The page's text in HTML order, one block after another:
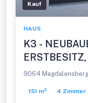
Kauf
HAUS
K3 -
Ausstattung,
9064
151 m² 4 Zimmer